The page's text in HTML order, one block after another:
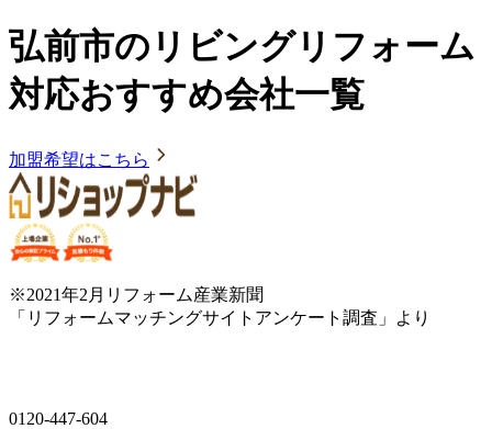
弘前市のリビングリフォーム
対応おすすめ会社一覧
加盟希望はこちら
※2021年2月リフォーム産業新聞
「リフォームマッチングサイトアンケート調査」より
0120-447-604